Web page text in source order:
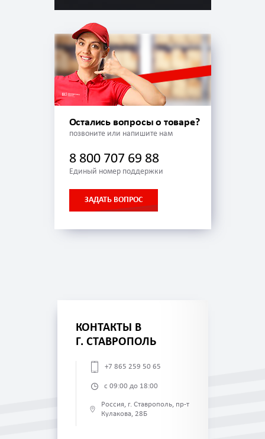
Остались вопросы о товаре?
позвоните или напишите нам
8 800 707 69 88
Единый номер поддержки
ЗАДАТЬ ВОПРОС
КОНТАКТЫ В
Г. СТАВРОПОЛЬ
+7 865 259 50 65
с 09:00 до 18:00
Россия, г. Ставрополь, пр-т
Кулакова, 28Б